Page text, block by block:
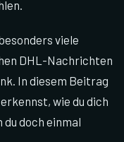
viele
DHL-Nachrichten
In diesem Beitrag
wie du dich
du doch einmal